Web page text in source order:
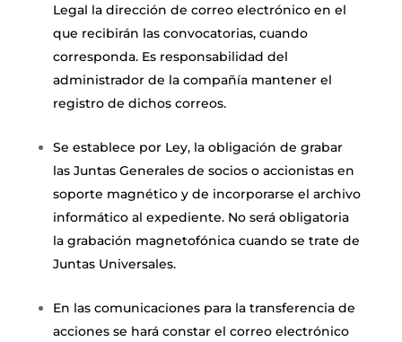
Legal la dirección de correo electrónico en el
que recibirán las convocatorias, cuando
corresponda. Es responsabilidad del
administrador de la compañía mantener el
registro de dichos correos.
Se establece por Ley, la obligación de grabar
las Juntas Generales de socios o accionistas en
soporte magnético y de incorporarse el archivo
informático al expediente. No será obligatoria
la grabación magnetofónica cuando se trate de
Juntas Universales.
En las comunicaciones para la transferencia de
acciones se hará constar el correo electrónico